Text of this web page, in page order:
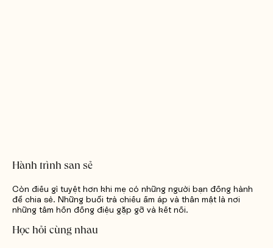
Hành trình san sẻ
Còn điều gì tuyệt hơn khi mẹ có những người bạn đồng hành
để chia sẻ. Những buổi trà chiều ấm áp và thân mật là nơi
những tâm hồn đồng điệu gặp gỡ và kết nối.
Học hỏi cùng nhau